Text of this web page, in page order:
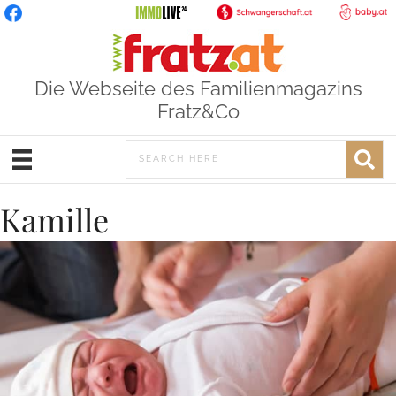
Die Webseite des Familienmagazins
Fratz&Co
Kamille